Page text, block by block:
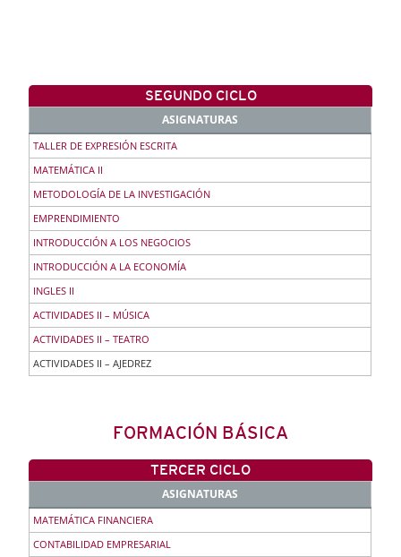
SEGUNDO CICLO
ASIGNATURAS
TALLER DE EXPRESIÓN ESCRITA
MATEMÁTICA II
METODOLOGÍA DE LA INVESTIGACIÓN
EMPRENDIMIENTO
INTRODUCCIÓN A LOS NEGOCIOS
INTRODUCCIÓN A LA ECONOMÍA
INGLES II
ACTIVIDADES II – MÚSICA
ACTIVIDADES II – TEATRO
ACTIVIDADES II – AJEDREZ
FORMACIÓN BÁSICA
TERCER CICLO
ASIGNATURAS
MATEMÁTICA FINANCIERA
CONTABILIDAD EMPRESARIAL